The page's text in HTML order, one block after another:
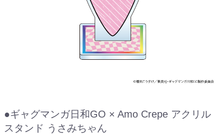
●ギャグマンガ日和GO × Amo Crepe アクリル
スタンド うさみちゃん